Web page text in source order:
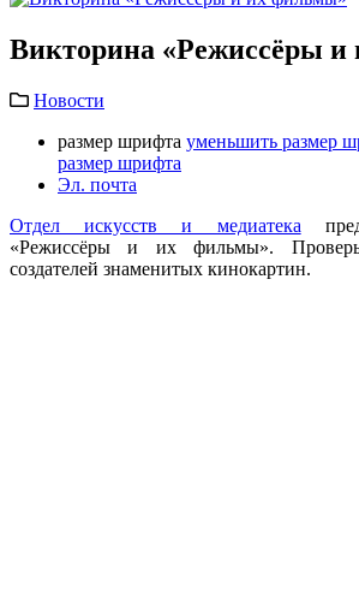
Викторина «Режиссёры
Новости
размер шрифта уменьшить размер
размер шрифта
Эл. почта
Отдел искусств и медиатека
«Режиссёры и их фильмы».
создателей знаменитых кинокартин.